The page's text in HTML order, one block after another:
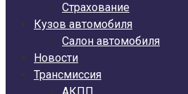
Страхование
Кузов автомобиля
Салон автомобиля
Новости
Трансмиссия